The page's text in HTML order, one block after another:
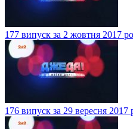
177 випуск за 2 жовтня 2017
176 випуск за 29 вересня 2017